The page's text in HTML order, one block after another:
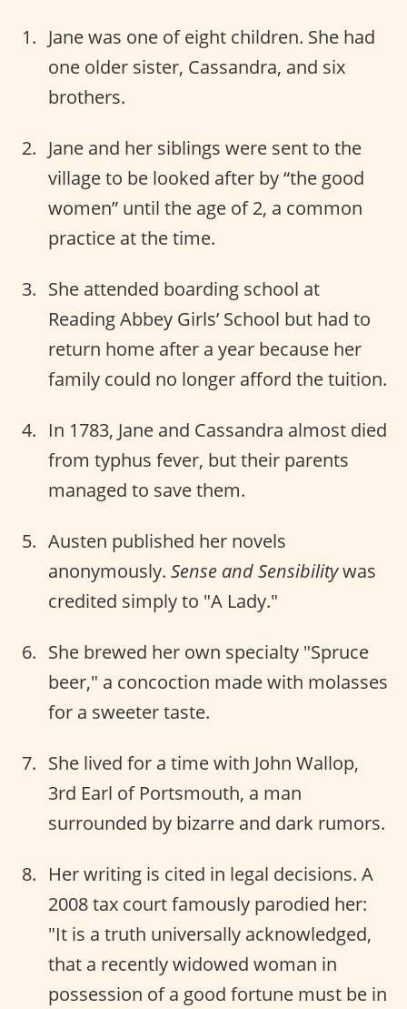
Jane was one of eight children. She had
one older sister, Cassandra, and six
brothers.
Jane and her siblings were sent to the
village to be looked after by “the good
women” until the age of 2, a common
practice at the time.
She attended boarding school at
Reading Abbey Girls’ School but had to
return home after a year because her
family could no longer afford the tuition.
In 1783, Jane and Cassandra almost died
from typhus fever, but their parents
managed to save them.
Austen published her novels
anonymously. Sense and Sensibilitywas
credited simply to "A Lady."
She brewed her own specialty "Spruce
beer," a concoction made with molasses
for a sweeter taste.
She lived for a time with John Wallop,
3rd Earl of Portsmouth, a man
surrounded by bizarre and dark rumors.
Her writing is cited in legal decisions. A
2008 tax court famously parodied her:
"It is a truth universally acknowledged,
that a recently widowed woman in
possession of a good fortune must be in